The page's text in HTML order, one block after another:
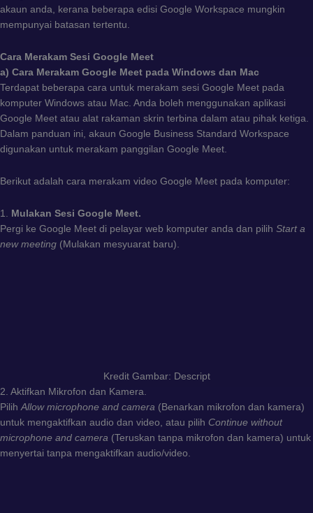
akaun anda, kerana beberapa edisi Google Workspace mungkin
mempunyai batasan tertentu.
Cara Merakam Sesi Google Meet
a) Cara Merakam Google Meet pada Windows dan Mac
Terdapat beberapa cara untuk merakam sesi Google Meet pada
komputer Windows atau Mac. Anda boleh menggunakan aplikasi
Google Meet atau alat rakaman skrin terbina dalam atau pihak ketiga.
Dalam panduan ini, akaun Google Business Standard Workspace
digunakan untuk merakam panggilan Google Meet.
Berikut adalah cara merakam video Google Meet pada komputer:
1.
Mulakan Sesi Google Meet.
Pergi ke Google Meet di pelayar web komputer anda dan pilih Start a
new meeting (Mulakan mesyuarat baru).
Kredit Gambar: Descript
2. Aktifkan Mikrofon dan Kamera.
Pilih Allow microphone and camera (Benarkan mikrofon dan kamera)
untuk mengaktifkan audio dan video, atau pilih Continue without
microphone and camera (Teruskan tanpa mikrofon dan kamera) untuk
menyertai tanpa mengaktifkan audio/video.